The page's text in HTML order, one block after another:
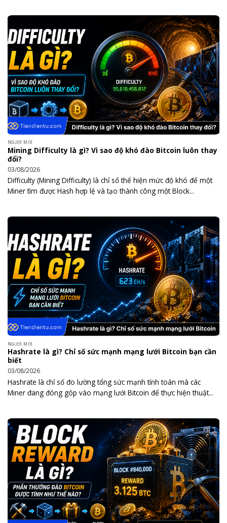
NGƯỜI MỚI
Mining Difficulty là gì? Vì sao độ khó đào Bitcoin luôn thay
đổi?
03/08/2026
Difficulty (Mining Difficulty) là chỉ số thể hiện mức độ khó để một
Miner tìm được Hash hợp lệ và tạo thành công một Block...
NGƯỜI MỚI
Hashrate là gì? Chỉ số sức mạnh mạng lưới Bitcoin bạn cần
biết
03/08/2026
Hashrate là chỉ số đo lường tổng sức mạnh tính toán mà các
Miner đang đóng góp vào mạng lưới Bitcoin để thực hiện thuật...